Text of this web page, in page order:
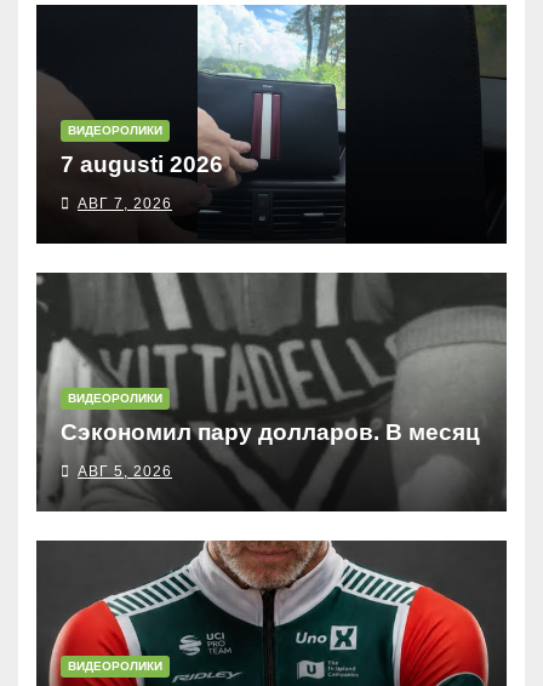
ВИДЕОРОЛИКИ
7 augusti 2026
АВГ 7, 2026
ВИДЕОРОЛИКИ
Сэкономил пару долларов. В месяц
АВГ 5, 2026
ВИДЕОРОЛИКИ